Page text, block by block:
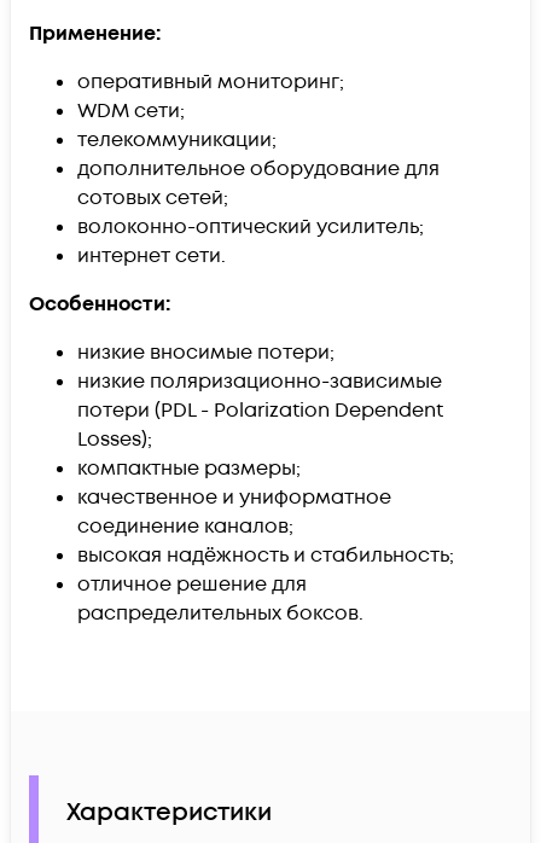
Применение:
оперативный мониторинг;
WDM сети;
телекоммуникации;
дополнительное оборудование для
сотовых сетей;
волоконно-оптический усилитель;
интернет сети.
Особенности:
низкие вносимые потери;
низкие поляризационно-зависимые
потери (PDL - Polarization Dependent
Losses);
компактные размеры;
качественное и униформатное
соединение каналов;
высокая надёжность и стабильность;
отличное решение для
распределительных боксов.
Характеристики